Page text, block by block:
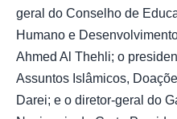
geral do Conselho de
Humano e
Ahmed Al Thehli; o
Assuntos Islâmicos,
Darei; e o diretor-geral do